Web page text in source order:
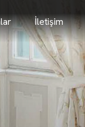
İletişim